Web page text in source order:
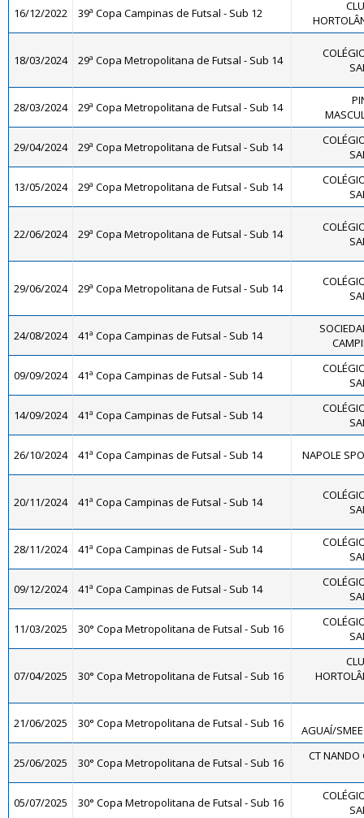
16/12/2022 39ª Copa Campinas de Futsal - Sub 12
18/03/2024 29ª Copa Metropolitana de Futsal - Sub 14
28/03/2024 29ª Copa Metropolitana de Futsal - Sub 14
29/04/2024 29ª Copa Metropolitana de Futsal - Sub 14
13/05/2024 29ª Copa Metropolitana de Futsal - Sub 14
22/06/2024 29ª Copa Metropolitana de Futsal - Sub 14
29/06/2024 29ª Copa Metropolitana de Futsal - Sub 14
24/08/2024 41ª Copa Campinas de Futsal - Sub 14
09/09/2024 41ª Copa Campinas de Futsal - Sub 14
14/09/2024 41ª Copa Campinas de Futsal - Sub 14
26/10/2024 41ª Copa Campinas de Futsal - Sub 14 NAPOLE
20/11/2024 41ª Copa Campinas de Futsal - Sub 14
28/11/2024 41ª Copa Campinas de Futsal - Sub 14
09/12/2024 41ª Copa Campinas de Futsal - Sub 14
11/03/2025 30° Copa Metropolitana de Futsal - Sub 16
07/04/2025 30° Copa Metropolitana de Futsal - Sub 16
21/06/2025 30° Copa Metropolitana de Futsal - Sub 16 AGUAÍ/
25/06/2025 30° Copa Metropolitana de Futsal - Sub 16 CT NANDO
05/07/2025 30° Copa Metropolitana de Futsal - Sub 16